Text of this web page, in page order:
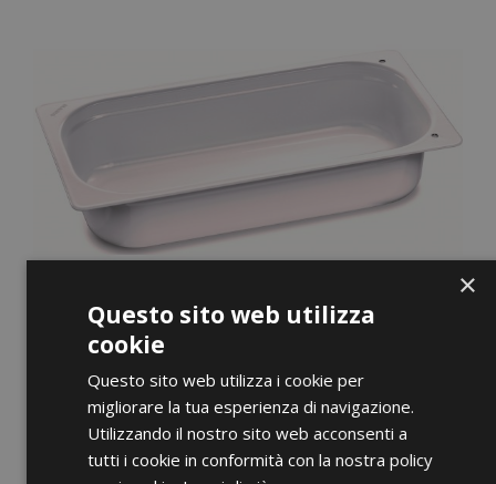
ANTEPRIMA
×
Questo sito web utilizza
cookie
Questo sito web utilizza i cookie per
migliorare la tua esperienza di navigazione.
Utilizzando il nostro sito web acconsenti a
tutti i cookie in conformità con la nostra policy